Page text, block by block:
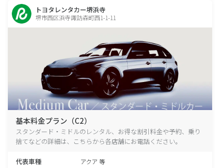
トヨタレンタカー堺浜寺
堺市西区浜寺諏訪森町西1-1-11
基本料金プラン（C2）
スタンダード・ミドルのレンタル、お得な割引料金や予約、乗り
捨てなどの詳細は、こちらから各店舗にお電話ください。
代表車種 アクア 等